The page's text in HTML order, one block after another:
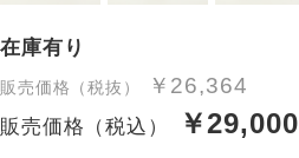
在庫有り
販売価格（税抜） ￥26,364
販売価格（税込） ￥29,000